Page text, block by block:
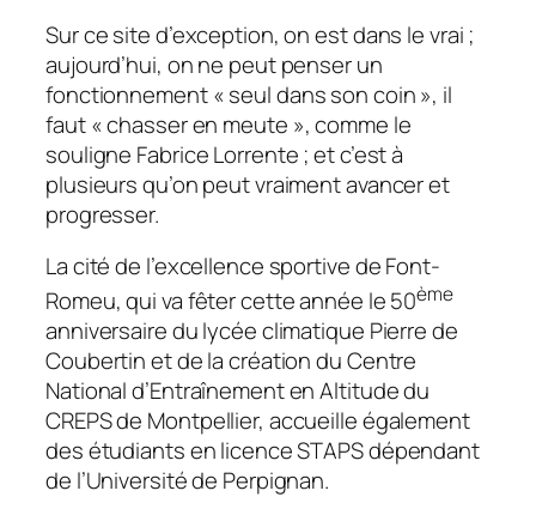
Sur ce site d’exception, on est dans le vrai ;
aujourd’hui, on ne peut penser un
fonctionnement «seul dans son coin», il
faut «chasser en meute », comme le
souligne Fabrice Lorrente ; et c’est à
plusieurs qu’on peut vraiment avancer et
progresser.
La cité de l’excellence sportive de Font-
Romeu, qui va fêter cette année le 50ème
anniversaire du lycée climatique Pierre de
Coubertin et de la création du Centre
National d’Entraînement en Altitude du
CREPS de Montpellier, accueille également
des étudiants en licence STAPS dépendant
de l’Université de Perpignan.